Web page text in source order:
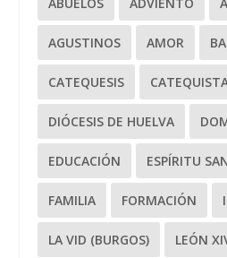
AGUSTINOS AMOR
CATEQUESIS
DIÓCESIS DE HUELVA
EDUCACIÓN ESPÍRITU
FAMILIA FORMACIÓN
LA VID (BURGOS) LEÓN